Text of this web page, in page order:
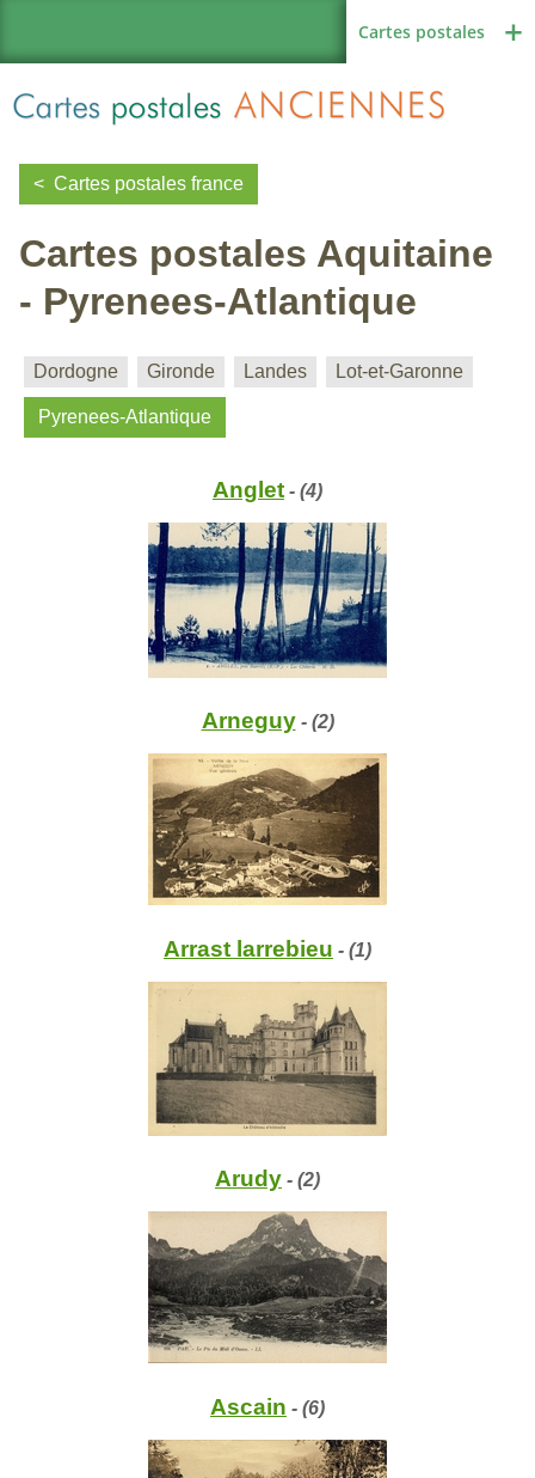
Cartes postales
Région de France
Autres pays
Cartes postales france
Cartes postales Aquitaine
- Pyrenees-Atlantique
Dordogne Gironde Landes Lot-et-Garonne
Pyrenees-Atlantique
Anglet - (4)
Arneguy- (2)
Arrast larrebieu - (1)
Arudy - (2)
Ascain - (6)